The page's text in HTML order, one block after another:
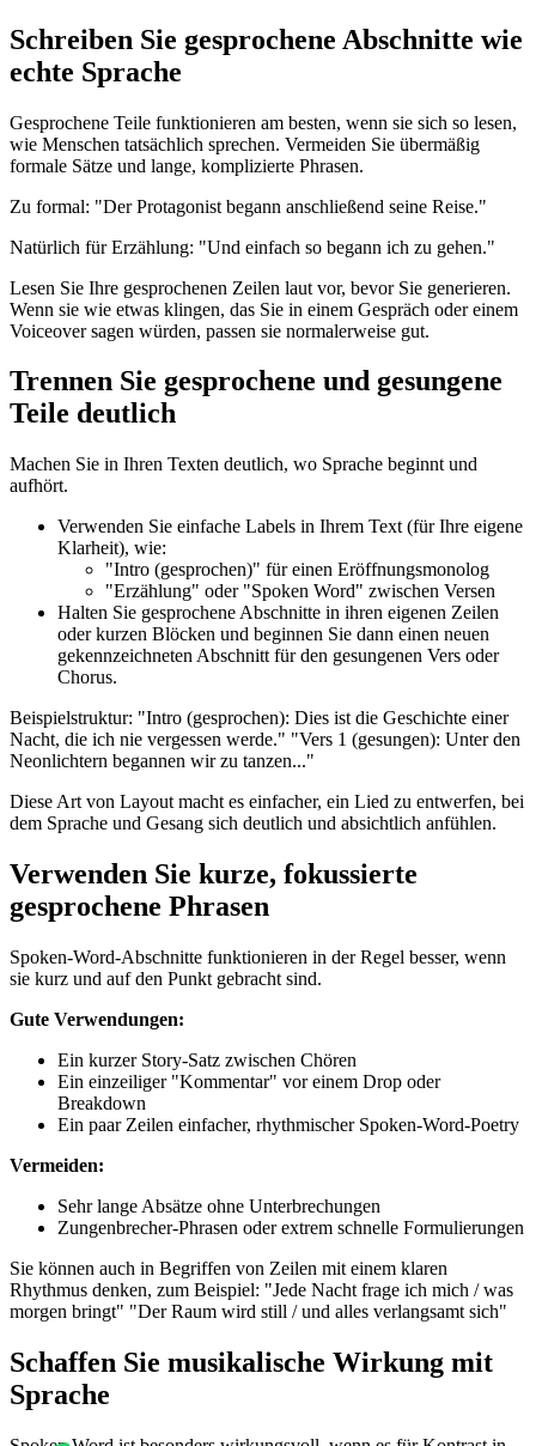
Schreiben Sie gesprochene Abschnitte wie
echte Sprache
Gesprochene Teile funktionieren am besten, wenn sie sich so lesen,
wie Menschen tatsächlich sprechen. Vermeiden Sie übermäßig
formale Sätze und lange, komplizierte Phrasen.
Zu formal: "Der Protagonist begann anschließend seine Reise."
Natürlich für Erzählung: "Und einfach so begann ich zu gehen."
Lesen Sie Ihre gesprochenen Zeilen laut vor, bevor Sie generieren.
Wenn sie wie etwas klingen, das Sie in einem Gespräch oder einem
Voiceover sagen würden, passen sie normalerweise gut.
Trennen Sie gesprochene und gesungene
Teile deutlich
Machen Sie in Ihren Texten deutlich, wo Sprache beginnt und
aufhört.
Verwenden Sie einfache Labels in Ihrem Text (für Ihre eigene
Klarheit), wie:
"Intro (gesprochen)" für einen Eröffnungsmonolog
"Erzählung" oder "Spoken Word" zwischen Versen
Halten Sie gesprochene Abschnitte in ihren eigenen Zeilen
oder kurzen Blöcken und beginnen Sie dann einen neuen
gekennzeichneten Abschnitt für den gesungenen Vers oder
Chorus.
Beispielstruktur: "Intro (gesprochen): Dies ist die Geschichte einer
Nacht, die ich nie vergessen werde." "Vers 1 (gesungen): Unter den
Neonlichtern begannen wir zu tanzen..."
Diese Art von Layout macht es einfacher, ein Lied zu entwerfen, bei
dem Sprache und Gesang sich deutlich und absichtlich anfühlen.
Verwenden Sie kurze, fokussierte
gesprochene Phrasen
Spoken-Word-Abschnitte funktionieren in der Regel besser, wenn
sie kurz und auf den Punkt gebracht sind.
Gute Verwendungen:
Ein kurzer Story-Satz zwischen Chören
Ein einzeiliger "Kommentar" vor einem Drop oder
Breakdown
Ein paar Zeilen einfacher, rhythmischer Spoken-Word-Poetry
Vermeiden:
Sehr lange Absätze ohne Unterbrechungen
Zungenbrecher-Phrasen oder extrem schnelle Formulierungen
Sie können auch in Begriffen von Zeilen mit einem klaren
Rhythmus denken, zum Beispiel: "Jede Nacht frage ich mich / was
morgen bringt" "Der Raum wird still / und alles verlangsamt sich"
Schaffen Sie musikalische Wirkung mit
Sprache